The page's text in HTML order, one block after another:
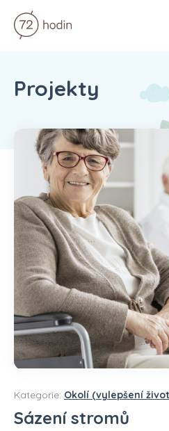
Projekty
Kategorie: Okolí (vylepšení
Sázení stromů